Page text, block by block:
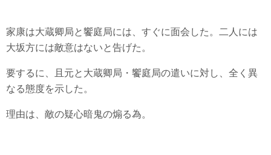
家康は大蔵卿局と饗庭局には、すぐに面会した。二人には
大坂方には敵意はないと告げた。
要するに、且元と大蔵卿局・饗庭局の遣いに対し、全く異
なる態度を示した。
理由は、敵の疑心暗鬼の煽る為。